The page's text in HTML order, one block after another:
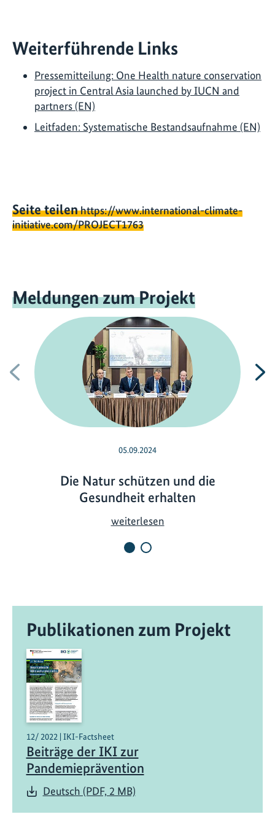
Weiterführende Links
Pressemitteilung: One Health nature conservation
project in Central Asia launched by IUCN and
partners (EN)
Leitfaden: Systematische Bestandsaufnahme (EN)
Seite teilenhttps://www.international-climate-
initiative.com/PROJECT1763
Meldungen zum Projekt
Vorherige
05.09.2024
Die Natur schützen und die
Gesundheit erhalten
weiterlesenD
r
d
Publikationen zum Projekt
12/ 2022 | IKI-Factsheet
Beiträge der IKI zur
Pandemieprävention
Deutsch (PDF, 2 MB)